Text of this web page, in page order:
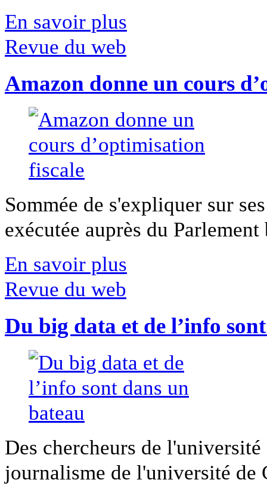
En savoir plus
Revue du web
Amazon donne un cours
Sommée de s'expliquer sur
exécutée auprès du
En savoir plus
Revue du web
Du big data et de l’info
Des chercheurs de
journalisme de l'université